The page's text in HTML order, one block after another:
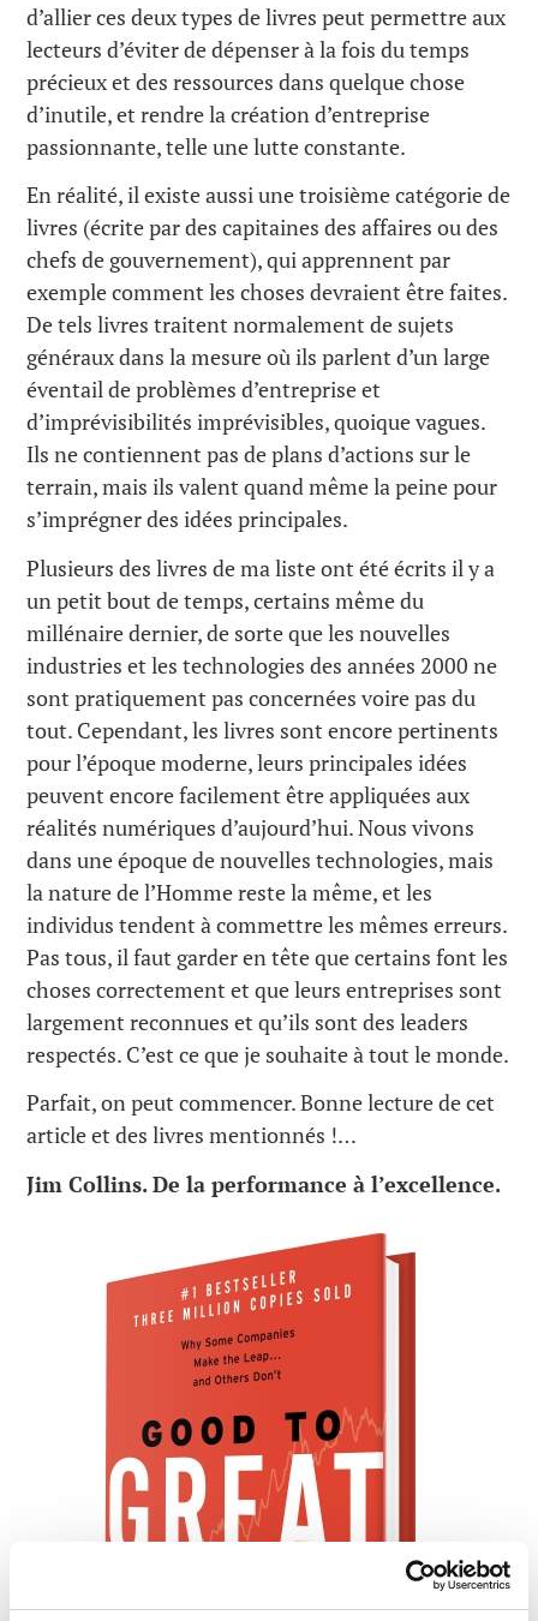
d’allier ces deux types de livres peut permettre aux
lecteurs d’éviter de dépenser à la fois du temps
précieux et des ressources dans quelque chose
d’inutile, et rendre la création d’entreprise
passionnante, telle une lutte constante.
En réalité, il existe aussi une troisième catégorie de
livres (écrite par des capitaines des affaires ou des
chefs de gouvernement), qui apprennent par
exemple comment les choses devraient être faites.
De tels livres traitent normalement de sujets
généraux dans la mesure où ils parlent d’un large
éventail de problèmes d’entreprise et
d’imprévisibilités imprévisibles, quoique vagues.
Ils ne contiennent pas de plans d’actions sur le
terrain, mais ils valent quand même la peine pour
s’imprégner des idées principales.
Plusieurs des livres de ma liste ont été écrits il y a
un petit bout de temps, certains même du
millénaire dernier, de sorte que les nouvelles
industries et les technologies des années 2000 ne
sont pratiquement pas concernées voire pas du
tout. Cependant, les livres sont encore pertinents
pour l’époque moderne, leurs principales idées
peuvent encore facilement être appliquées aux
réalités numériques d’aujourd’hui. Nous vivons
dans une époque de nouvelles technologies, mais
la nature de l’Homme reste la même, et les
individus tendent à commettre les mêmes erreurs.
Pas tous, il faut garder en tête que certains font les
choses correctement et que leurs entreprises sont
largement reconnues et qu’ils sont des leaders
respectés. C’est ce que je souhaite à tout le monde.
Parfait, on peut commencer. Bonne lecture de cet
article et des livres mentionnés !…
Jim Collins. De la performance à l’excellence.